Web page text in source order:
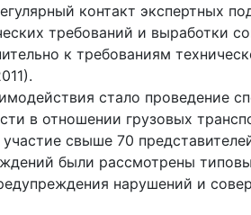
контакт экспертных
требований и выработки
к требованиям
стало проведение
в отношении грузовых
свыше 70
были рассмотрены
нарушений и